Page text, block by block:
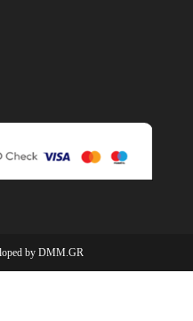
by DMM.GR